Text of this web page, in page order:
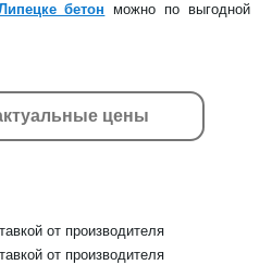
бетон можно по выгодной
цены